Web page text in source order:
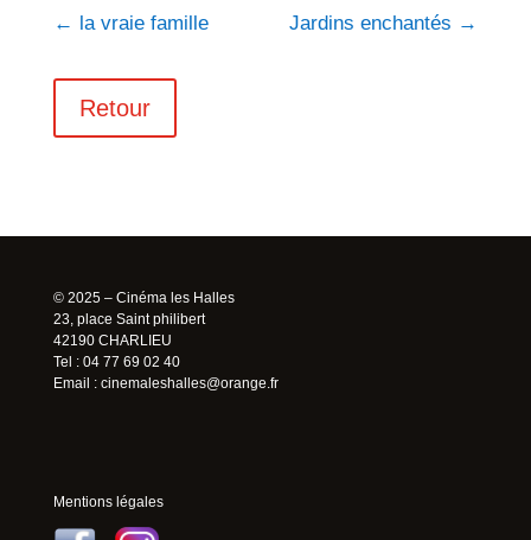
← la vraie famille Jardins enchantés →
Retour
© 2025 – Cinéma les Halles
23, place Saint philibert
42190 CHARLIEU
Tel : 04 77 69 02 40
Email : cinemaleshalles@orange.fr
Mentions légales